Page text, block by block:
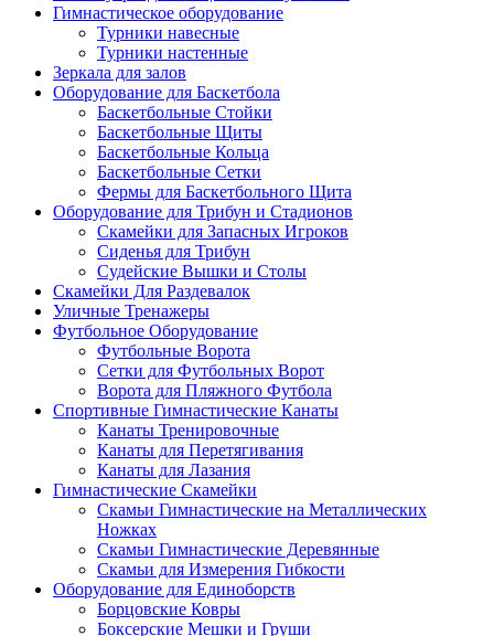
Гимнастическое оборудование
Турники навесные
Турники настенные
Зеркала для залов
Оборудование для Баскетбола
Баскетбольные Стойки
Баскетбольные Щиты
Баскетбольные Кольца
Баскетбольные Сетки
Фермы для Баскетбольного Щита
Оборудование для Трибун и Стадионов
Скамейки для Запасных Игроков
Сиденья для Трибун
Судейские Вышки и Столы
Скамейки Для Раздевалок
Уличные Тренажеры
Футбольное Оборудование
Футбольные Ворота
Сетки для Футбольных Ворот
Ворота для Пляжного Футбола
Спортивные Гимнастические Канаты
Канаты Тренировочные
Канаты для Перетягивания
Канаты для Лазания
Гимнастические Скамейки
Скамьи Гимнастические на Металлических
Ножках
Скамьи Гимнастические Деревянные
Скамьи для Измерения Гибкости
Оборудование для Единоборств
Борцовские Ковры
Боксерские Мешки и Груши